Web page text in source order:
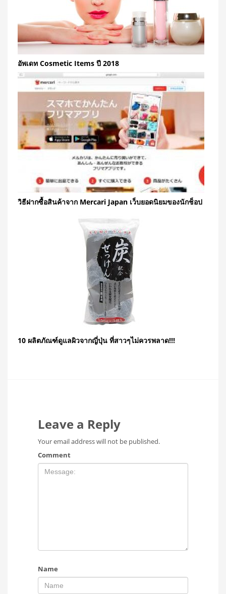
อัพเดท Cosmetic Items ปี 2018
วิธีฝากซื้อสินค้าจาก Mercari Japan เว็บยอดนิยมของนักช็อป
10 ผลิตภัณฑ์ดูแลผิวจากญี่ปุ่น ที่สาวๆไม่ควรพลาด!!!
Leave a Reply
Your email address will not be published.
Comment
Name